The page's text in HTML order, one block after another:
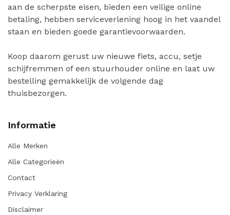
aan de scherpste eisen, bieden een veilige online
betaling, hebben serviceverlening hoog in het vaandel
staan en bieden goede garantievoorwaarden.
Koop daarom gerust uw nieuwe fiets, accu, setje
schijfremmen of een stuurhouder online en laat uw
bestelling gemakkelijk de volgende dag
thuisbezorgen.
Informatie
Alle Merken
Alle Categorieën
Contact
Privacy Verklaring
Disclaimer